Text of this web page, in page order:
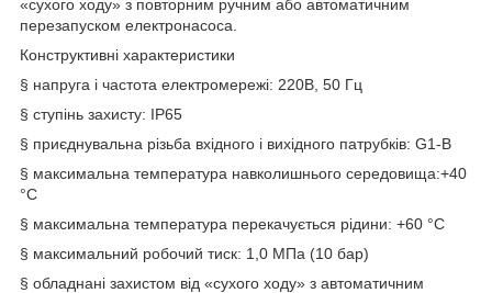
«сухого ходу» з повторним ручним або автоматичним
перезапуском електронасоса.
Конструктивні характеристики
§ напруга і частота електромережі: 220В, 50 Гц
§ ступінь захисту: IP65
§ приєднувальна різьба вхідного і вихідного патрубків: G1-B
§ максимальна температура навколишнього середовища:+40
°С
§ максимальна температура перекачується рідини: +60 °С
§ максимальний робочий тиск: 1,0 МПа (10 бар)
§ обладнані захистом від «сухого ходу» з автоматичним